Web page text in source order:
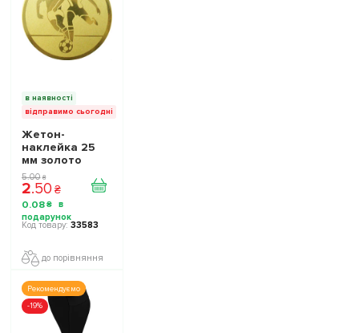
в наявності
відправимо сьогодні
Жетон-
наклейка 25
мм золото
Футбол
5.00 ₴
2.50 ₴
0.08 ₴
33583
до порівняння
Рекомендуємо
-19%